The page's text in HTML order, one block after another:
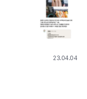
23.04.04